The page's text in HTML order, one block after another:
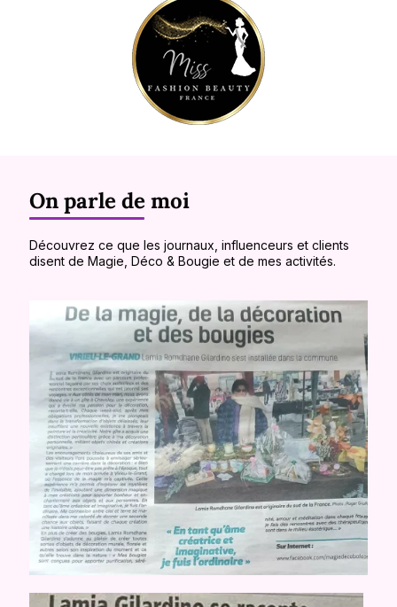
On parle de moi
Découvrez ce que les journaux, influenceurs et clients
disent de Magie, Déco & Bougie et de mes activités.